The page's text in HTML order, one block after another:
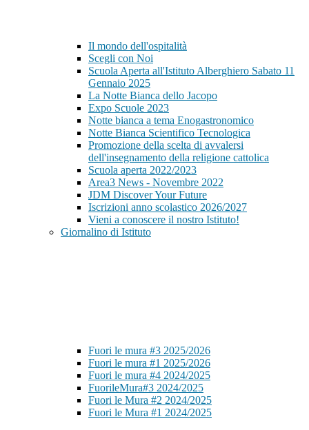
Il mondo dell'ospitalità
Scegli con Noi
Scuola Aperta all'Istituto Alberghiero Sabato 11
Gennaio 2025
La Notte Bianca dello Jacopo
Expo Scuole 2023
Notte bianca a tema Enogastronomico
Notte Bianca Scientifico Tecnologica
Promozione della scelta di avvalersi
dell'insegnamento della religione cattolica
Scuola aperta 2022/2023
Area3 News - Novembre 2022
JDM Discover Your Future
Iscrizioni anno scolastico 2026/2027
Vieni a conoscere il nostro Istituto!
Giornalino di Istituto
Fuori le mura #3 2025/2026
Fuori le mura #1 2025/2026
Fuori le mura #4 2024/2025
FuorileMura#3 2024/2025
Fuori le Mura #2 2024/2025
Fuori le Mura #1 2024/2025